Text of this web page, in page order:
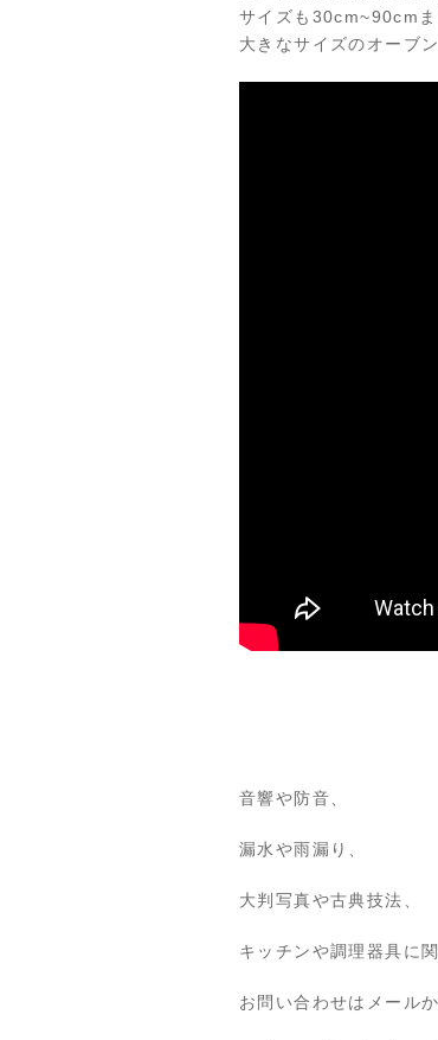
サイズも30cm~90cmま
大きなサイズのオーブ
音響や防音、
漏水や雨漏り、
大判写真や古典技法、
キッチンや調理器具に
お問い合わせはメール